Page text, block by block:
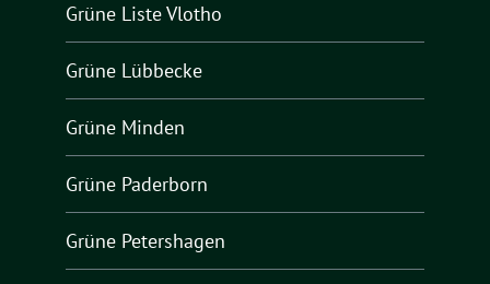
Grüne Liste Vlotho
Grüne Lübbecke
Grüne Minden
Grüne Paderborn
Grüne Petershagen